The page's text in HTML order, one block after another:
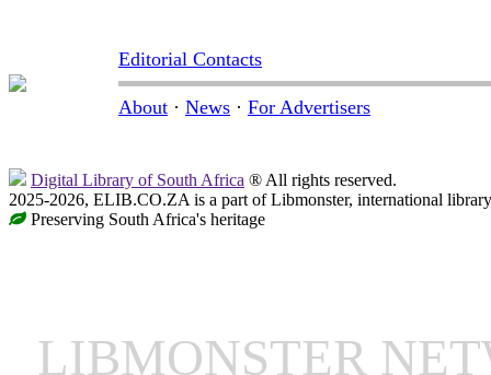
Editorial Contacts
About · News · For Advertisers
Digital Library of South Africa ® All rights reserved.
2025-2026, ELIB.CO.ZA is a part of Libmonster, international
Preserving South Africa's heritage
LIBMONSTER